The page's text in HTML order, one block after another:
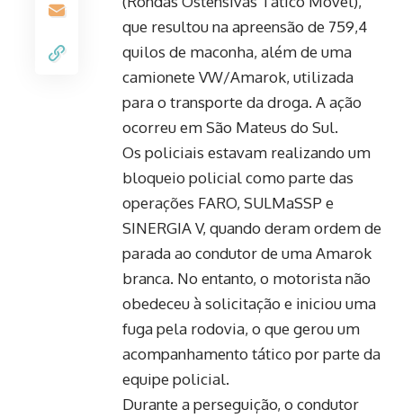
que resultou na apreensão de 759,4
quilos de maconha, além de uma
camionete VW/Amarok, utilizada
para o transporte da droga. A ação
ocorreu em São Mateus do Sul.
Os policiais estavam realizando um
bloqueio policial como parte das
operações FARO, SULMaSSP e
SINERGIA V, quando deram ordem de
parada ao condutor de uma Amarok
branca. No entanto, o motorista não
obedeceu à solicitação e iniciou uma
fuga pela rodovia, o que gerou um
acompanhamento tático por parte da
equipe policial.
Durante a perseguição, o condutor